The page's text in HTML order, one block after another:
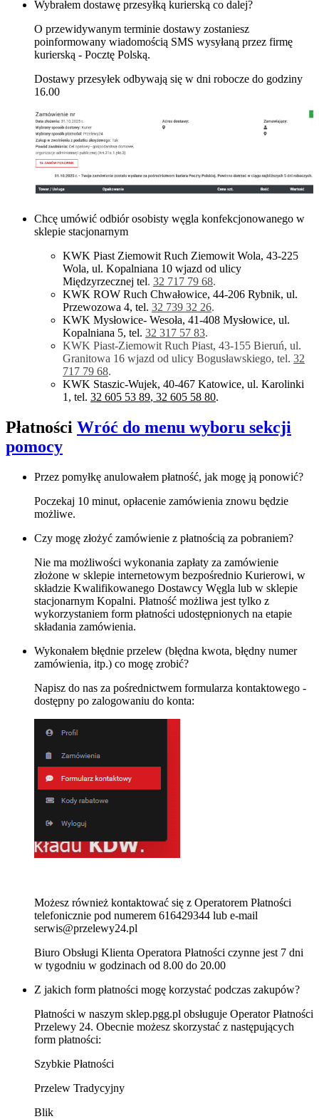
Wybrałem dostawę przesyłką kurierską co dalej?
O przewidywanym terminie dostawy zostaniesz
poinformowany wiadomością SMS wysyłaną przez firmę
kurierską - Pocztę Polską.
Dostawy przesyłek odbywają się w dni robocze do godziny
16.00
Chcę umówić odbiór osobisty węgla konfekcjonowanego w
sklepie stacjonarnym
KWK Piast Ziemowit Ruch Ziemowit Wola, 43-225
Wola, ul. Kopalniana 10 wjazd od ulicy
Międzyrzecznej tel. 32 717 79 68.
KWK ROW Ruch Chwałowice, 44-206 Rybnik, ul.
Przewozowa 4, tel. 32 739 32 26.
KWK Mysłowice- Wesoła, 41-408 Mysłowice, ul.
Kopalniana 5, tel. 32 317 57 83.
KWK Piast-Ziemowit Ruch Piast, 43-155 Bieruń, ul.
Granitowa 16 wjazd od ulicy Bogusławskiego, tel. 32
717 79 68.
KWK Staszic-Wujek, 40-467 Katowice, ul. Karolinki
1, tel. 32 605 53 89, 32 605 58 80.
Płatności Wróć do menu wyboru sekcji
pomocy
Przez pomyłkę anulowałem płatność, jak mogę ją ponowić?
Poczekaj 10 minut, opłacenie zamówienia znowu będzie
możliwe.
Czy mogę złożyć zamówienie z płatnością za pobraniem?
Nie ma możliwości wykonania zapłaty za zamówienie
złożone w sklepie internetowym bezpośrednio Kurierowi, w
składzie Kwalifikowanego Dostawcy Węgla lub w sklepie
stacjonarnym Kopalni. Płatność możliwa jest tylko z
wykorzystaniem form płatności udostępnionych na etapie
składania zamówienia.
Wykonałem błędnie przelew (błędna kwota, błędny numer
zamówienia, itp.) co mogę zrobić?
Napisz do nas za pośrednictwem formularza kontaktowego -
dostępny po zalogowaniu do konta:
Możesz również kontaktować się z Operatorem Płatności
telefonicznie pod numerem 616429344 lub e-mail
serwis@przelewy24.pl
Biuro Obsługi Klienta Operatora Płatności czynne jest 7 dni
w tygodniu w godzinach od 8.00 do 20.00
Z jakich form płatności mogę korzystać podczas zakupów?
Płatności w naszym sklep.pgg.pl obsługuje Operator Płatności
Przelewy 24. Obecnie możesz skorzystać z następujących
form płatności:
Szybkie Płatności
Przelew Tradycyjny
Blik